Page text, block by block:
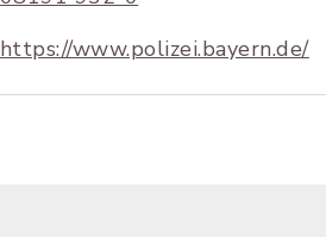
https://www.polizei.bayern.de/